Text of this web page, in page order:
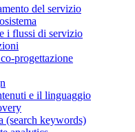
del servizio
i flussi di servizio
progettazione
e il linguaggio
(search keywords)